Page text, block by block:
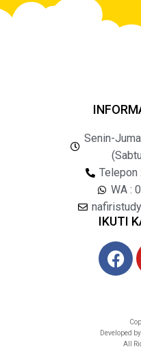
Senin-
Telepon
WA :
IKUTI
Developed by
All